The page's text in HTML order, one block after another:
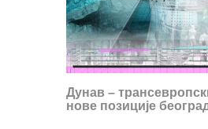
Дунав –
нове позиције